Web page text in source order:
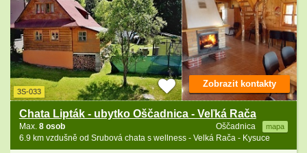
3S-033
Chata Lipták - ubytko Oščadnica - Veľká Rača
Oščadnica mapa
Max. 8 osob
6.9 km vzdušně od Srubová chata s wellness - Velká Rača - Kysuce
Zobrazit kontakty